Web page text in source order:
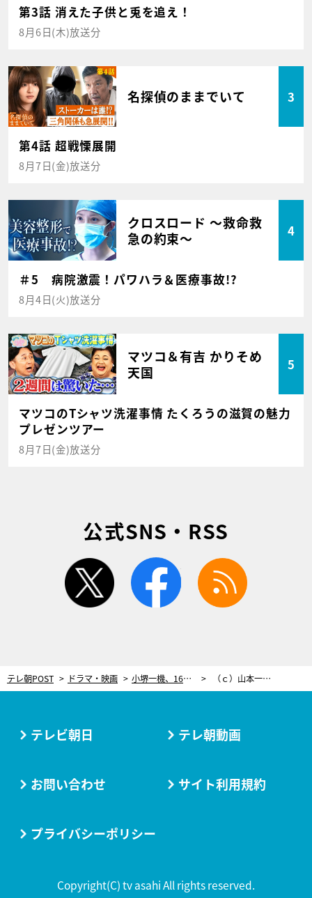
第3話 消えた子供と兎を追え！
8月6日(木)放送分
名探偵のままでいて 3
第4話 超戦慄展開
8月7日(金)放送分
クロスロード ～救命救
急の約束～
4
＃5 病院激震！パワハラ＆医療事故!?
8月4日(火)放送分
マツコ＆有吉 かりそめ
天国
5
マツコのTシャツ洗濯事情 たくろうの滋賀の魅力
プレゼンツアー
8月7日(金)放送分
公式SNS・RSS
twitter facebook
テレ朝POST ドラマ・映画 小堺一機、16年ぶりドラマ主演作は“令和”バランスの人情物語「とっても密なんですよ（笑）」 （ｃ）山本一力/テレビ朝日
テレビ朝日 テレ朝動画
お問い合わせ サイト利用規約
プライバシーポリシー
Copyright(C) tv asahi All rights reserved.